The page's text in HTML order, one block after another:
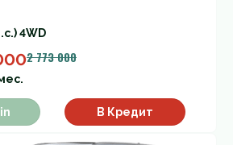
4WD
2 773 000
В Кредит